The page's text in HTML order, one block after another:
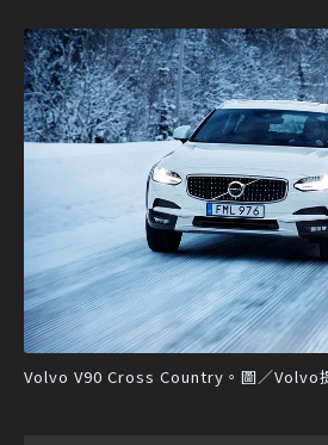
Volvo V90 Cross Country。圖／Volvo